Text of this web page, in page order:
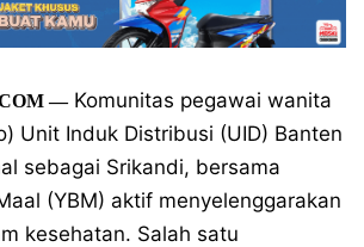
—Komunitas pegawai wanita
Unit Induk Distribusi (UID) Banten
sebagai Srikandi, bersama
(YBM) aktif menyelenggarakan
kesehatan. Salah satu